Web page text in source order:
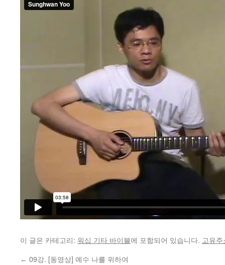
이 글은 카테고리: 워십 기타 바이블에 포함되어 있습니다. 고유
← 09강. [동영상] 예수 나를 위하여